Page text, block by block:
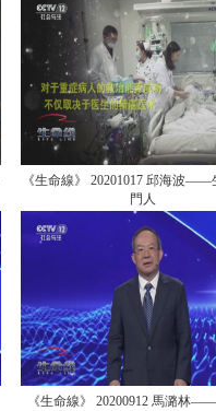
《生命線》 20201017 邱海波——
門人
《生命線》 20200912 馬潞林